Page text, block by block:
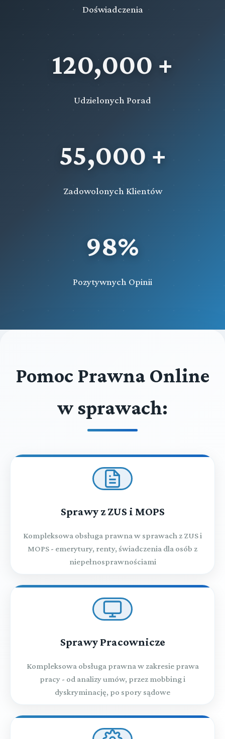
Doświadczenia
120,000 +
Udzielonych Porad
55,000 +
Zadowolonych Klientów
98%
Pozytywnych Opinii
Pomoc Prawna Online
w sprawach:
Sprawy z ZUS i MOPS
Kompleksowa obsługa prawna w sprawach z ZUS i
MOPS - emerytury, renty, świadczenia dla osób z
niepełnosprawnościami
Sprawy Pracownicze
Kompleksowa obsługa prawna w zakresie prawa
pracy - od analizy umów, przez mobbing i
dyskryminację, po spory sądowe